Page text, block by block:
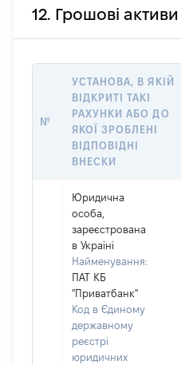
12. Грошові активи
№
УСТАНОВА, В ЯКІЙ
ВІДКРИТІ ТАКІ
РАХУНКИ АБО ДО
ЯКОЇ ЗРОБЛЕНІ
ВІДПОВІДНІ
ВНЕСКИ
Юридична
особа,
зареєстрована
в Україні
Найменування:
ПАТ КБ
"Приватбанк"
Код в Єдиному
державному
реєстрі
юридичних